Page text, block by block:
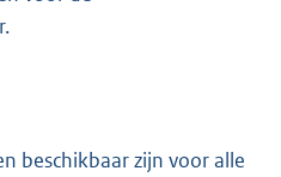
beschikbaar zijn voor alle